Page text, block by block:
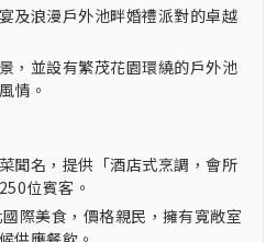
及浪漫戶外池畔婚禮派對的卓越
，並設有繁茂花園環繞的戶外池
情。
聞名，提供「酒店式烹調，會所
位賓客。
際美食，價格親民，擁有寬敞室